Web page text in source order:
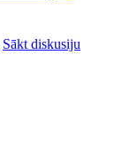
Sākt diskusiju